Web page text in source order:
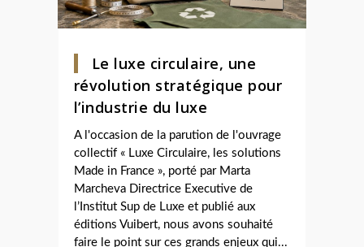
Le luxe circulaire, une
révolution stratégique pour
l’industrie du luxe
A l'occasion de la parution de l'ouvrage
collectif « Luxe Circulaire, les solutions
Made in France », porté par Marta
Marcheva Directrice Executive de
l’Institut Sup de Luxe et publié aux
éditions Vuibert, nous avons souhaité
faire le point sur ces grands enjeux qui...